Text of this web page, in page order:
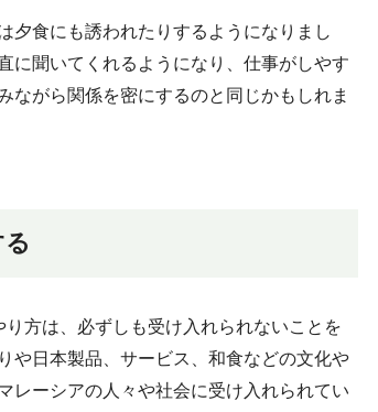
夕食にも誘われたりするようになりまし
に聞いてくれるようになり、仕事がしやす
ながら関係を密にするのと同じかもしれま
方は、必ずしも受け入れられないことを
や日本製品、サービス、和食などの文化や
レーシアの人々や社会に受け入れられてい